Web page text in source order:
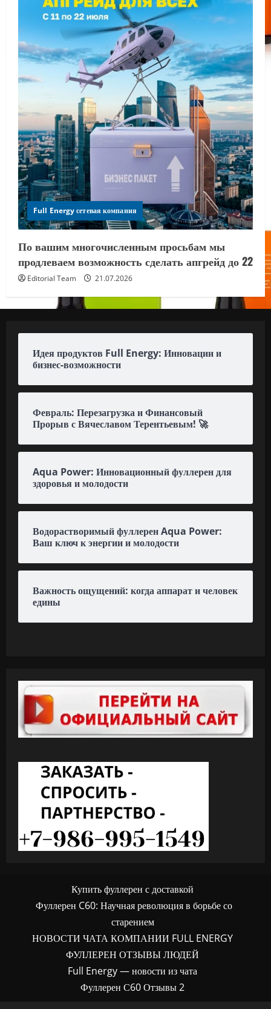
Full Energy сетевая компания
По вашим многочисленным просьбам мы
продлеваем возможность сделать апгрейд до 22
Editorial Team 21.07.2026
Идея продуктов Full Energy: Инновации и
бизнес-возможности
Февраль: Перезагрузка и Финансовый
Прорыв с Вячеславом Терентьевым! 🚀
Aqua Power: Инновационный фуллерен для
здоровья и молодости
Водорастворимый фуллерен Aqua Power:
Ваш ключ к энергии и молодости
Важность ощущений: когда аппарат и человек
едины
Купить фуллерен с доставкой
Фуллерен C60: Научная революция в борьбе со
старением
НОВОСТИ ЧАТА КОМПАНИИ FULL ENERGY
ФУЛЛЕРЕН ОТЗЫВЫ ЛЮДЕЙ
Full Energy — новости из чата
Фуллерен С60 Отзывы 2